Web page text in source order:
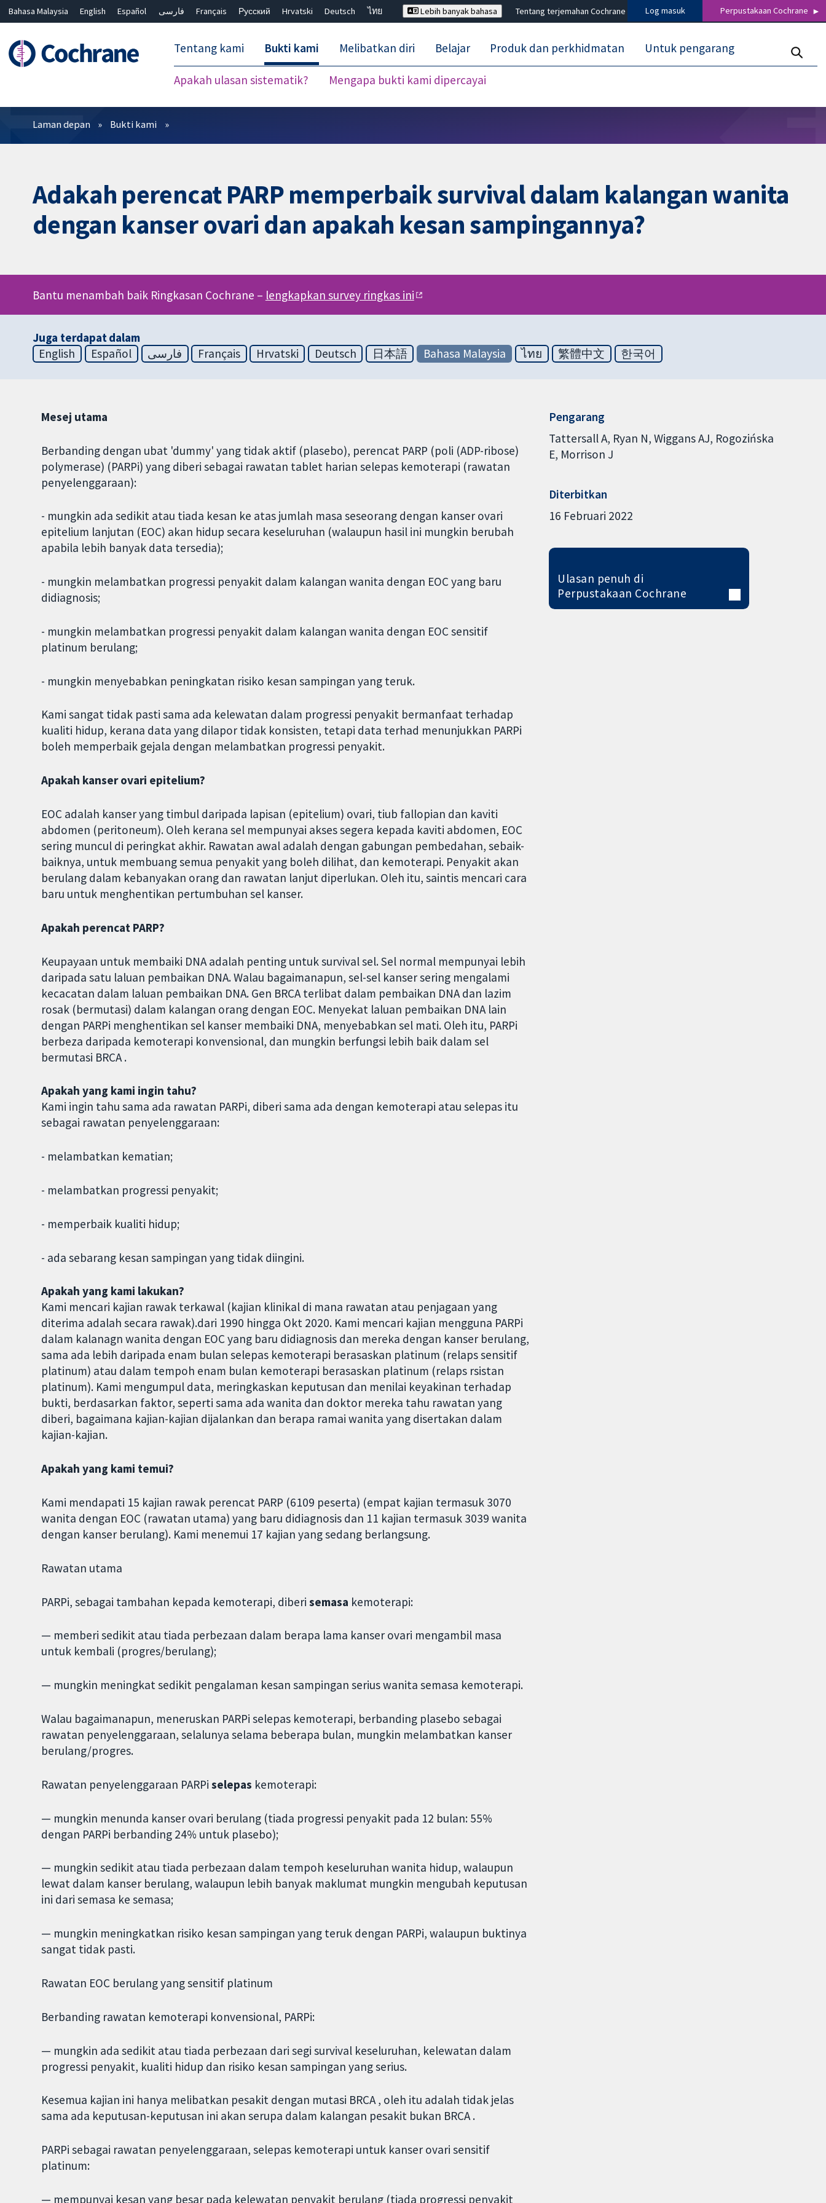
Bahasa Malaysia English Español فارسی Français Русский Hrvatski Deutsch
ไทย
Lebih banyak bahasa Tentang terjemahan Cochrane Log masuk Perpustakaan Cochrane
Tentang kami Bukti kami
Apakah ulasan sistematik? Mengapa bukti kami dipercayai
Melibatkan diri Belajar Produk dan perkhidmatan Untuk pengarang
Penapis
Laman depan Bukti kami
Adakah perencat PARP memperbaik survival dalam kalangan wanita
dengan kanser ovari dan apakah kesan sampingannya?
Bantu menambah baik Ringkasan Cochrane – lengkapkan survey ringkas ini
Juga terdapat dalam
English
Español فارسی Français Hrvatski Deutsch 日本語 Bahasa Malaysia ไทย 繁體中文 한국어
Mesej utama
Berbanding dengan ubat 'dummy' yang tidak aktif (plasebo), perencat PARP (poli (ADP-ribose)
polymerase) (PARPi) yang diberi sebagai rawatan tablet harian selepas kemoterapi (rawatan
penyelenggaraan):
- mungkin ada sedikit atau tiada kesan ke atas jumlah masa seseorang dengan kanser ovari
epitelium lanjutan (EOC) akan hidup secara keseluruhan (walaupun hasil ini mungkin berubah
apabila lebih banyak data tersedia);
- mungkin melambatkan progressi penyakit dalam kalangan wanita dengan EOC yang baru
didiagnosis;
- mungkin melambatkan progressi penyakit dalam kalangan wanita dengan EOC sensitif
platinum berulang;
- mungkin menyebabkan peningkatan risiko kesan sampingan yang teruk.
Kami sangat tidak pasti sama ada kelewatan dalam progressi penyakit bermanfaat terhadap
kualiti hidup, kerana data yang dilapor tidak konsisten, tetapi data terhad menunjukkan PARPi
boleh memperbaik gejala dengan melambatkan progressi penyakit.
Apakah kanser ovari epitelium?
EOC adalah kanser yang timbul daripada lapisan (epitelium) ovari, tiub fallopian dan kaviti
abdomen (peritoneum). Oleh kerana sel mempunyai akses segera kepada kaviti abdomen, EOC
sering muncul di peringkat akhir. Rawatan awal adalah dengan gabungan pembedahan, sebaik-
baiknya, untuk membuang semua penyakit yang boleh dilihat, dan kemoterapi. Penyakit akan
berulang dalam kebanyakan orang dan rawatan lanjut diperlukan. Oleh itu, saintis mencari cara
baru untuk menghentikan pertumbuhan sel kanser.
Apakah perencat PARP?
Keupayaan untuk membaiki DNA adalah penting untuk survival sel. Sel normal mempunyai lebih
daripada satu laluan pembaikan DNA. Walau bagaimanapun, sel-sel kanser sering mengalami
kecacatan dalam laluan pembaikan DNA. Gen BRCA terlibat dalam pembaikan DNA dan lazim
rosak (bermutasi) dalam kalangan orang dengan EOC. Menyekat laluan pembaikan DNA lain
dengan PARPi menghentikan sel kanser membaiki DNA, menyebabkan sel mati. Oleh itu, PARPi
berbeza daripada kemoterapi konvensional, dan mungkin berfungsi lebih baik dalam sel
bermutasi BRCA .
Apakah yang kami ingin tahu?
Kami ingin tahu sama ada rawatan PARPi, diberi sama ada dengan kemoterapi atau selepas itu
sebagai rawatan penyelenggaraan:
- melambatkan kematian;
- melambatkan progressi penyakit;
- memperbaik kualiti hidup;
- ada sebarang kesan sampingan yang tidak diingini.
Apakah yang kami lakukan?
Kami mencari kajian rawak terkawal (kajian klinikal di mana rawatan atau penjagaan yang
diterima adalah secara rawak).dari 1990 hingga Okt 2020. Kami mencari kajian mengguna PARPi
dalam kalanagn wanita dengan EOC yang baru didiagnosis dan mereka dengan kanser berulang,
sama ada lebih daripada enam bulan selepas kemoterapi berasaskan platinum (relaps sensitif
platinum) atau dalam tempoh enam bulan kemoterapi berasaskan platinum (relaps rsistan
platinum). Kami mengumpul data, meringkaskan keputusan dan menilai keyakinan terhadap
bukti, berdasarkan faktor, seperti sama ada wanita dan doktor mereka tahu rawatan yang
diberi, bagaimana kajian-kajian dijalankan dan berapa ramai wanita yang disertakan dalam
kajian-kajian.
Apakah yang kami temui?
Kami mendapati 15 kajian rawak perencat PARP (6109 peserta) (empat kajian termasuk 3070
wanita dengan EOC (rawatan utama) yang baru didiagnosis dan 11 kajian termasuk 3039 wanita
dengan kanser berulang). Kami menemui 17 kajian yang sedang berlangsung.
Rawatan utama
PARPi, sebagai tambahan kepada kemoterapi, diberisemasa kemoterapi:
— memberi sedikit atau tiada perbezaan dalam berapa lama kanser ovari mengambil masa
untuk kembali (progres/berulang);
— mungkin meningkat sedikit pengalaman kesan sampingan serius wanita semasa kemoterapi.
Walau bagaimanapun, meneruskan PARPi selepas kemoterapi, berbanding plasebo sebagai
rawatan penyelenggaraan, selalunya selama beberapa bulan, mungkin melambatkan kanser
berulang/progres.
Rawatan penyelenggaraan PARPiselepas kemoterapi:
— mungkin menunda kanser ovari berulang (tiada progressi penyakit pada 12 bulan: 55%
dengan PARPi berbanding 24% untuk plasebo);
— mungkin sedikit atau tiada perbezaan dalam tempoh keseluruhan wanita hidup, walaupun
lewat dalam kanser berulang, walaupun lebih banyak maklumat mungkin mengubah keputusan
ini dari semasa ke semasa;
— mungkin meningkatkan risiko kesan sampingan yang teruk dengan PARPi, walaupun buktinya
sangat tidak pasti.
Rawatan EOC berulang yang sensitif platinum
Berbanding rawatan kemoterapi konvensional, PARPi:
— mungkin ada sedikit atau tiada perbezaan dari segi survival keseluruhan, kelewatan dalam
progressi penyakit, kualiti hidup dan risiko kesan sampingan yang serius.
Kesemua kajian ini hanya melibatkan pesakit dengan mutasi BRCA , oleh itu adalah tidak jelas
sama ada keputusan-keputusan ini akan serupa dalam kalangan pesakit bukan BRCA .
PARPi sebagai rawatan penyelenggaraan, selepas kemoterapi untuk kanser ovari sensitif
platinum:
— mempunyai kesan yang besar pada kelewatan penyakit berulang (tiada progressi penyakit
Pengarang
Tattersall A Ryan N Wiggans AJ Rogozińska
E Morrison J
Diterbitkan
16 Februari 2022
Ulasan penuh di
Perpustakaan Cochrane